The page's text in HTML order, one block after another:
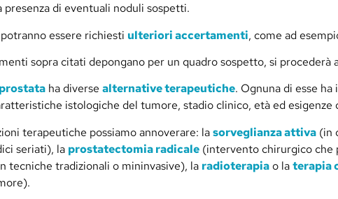
presenza di eventuali noduli sospetti.
essere richiesti ulteriori accertamenti, come ad
sopra citati depongano per un quadro sospetto, si procederà
ha diverse alternative terapeutiche. Ognuna di esse
istologiche del tumore, stadio clinico, età ed esigenze
terapeutiche possiamo annoverare: lasorveglianza attiva (in
seriati), la prostatectomia radicale (intervento chirurgico che
tecniche tradizionali o mininvasive), la radioterapiao laterapia